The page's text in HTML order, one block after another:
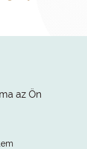
az Ön